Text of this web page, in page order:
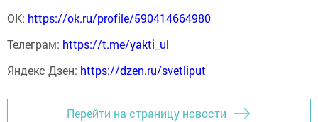
ОК: https://ok.ru/profile/590414664980
Телеграм: https://t.me/yakti_ul
Яндекс Дзен: https://dzen.ru/svetliput
Перейти на страницу новости